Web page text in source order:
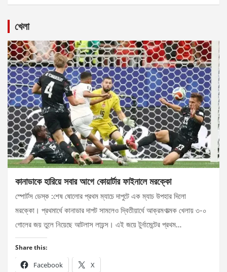
খেলা
কানাডাকে হারিয়ে সবার আগে কোয়ার্টার ফাইনালে মরক্কো
স্পোর্টস ডেস্ক :শেষ ষোলোর প্রথম ম্যাচে দাপুটে এক ম্যাচ উপহার দিলো
মরক্কো। প্রথমার্ধে কানাডার দাপট সামলেও দ্বিতীয়ার্ধে আক্রমণাত্মক খেলায় ৩-০
গোলের জয় তুলে নিয়েছে আটলাস লায়ন্স। এই জয়ে টুর্নামেন্টের প্রথম…
Share this:
Facebook X